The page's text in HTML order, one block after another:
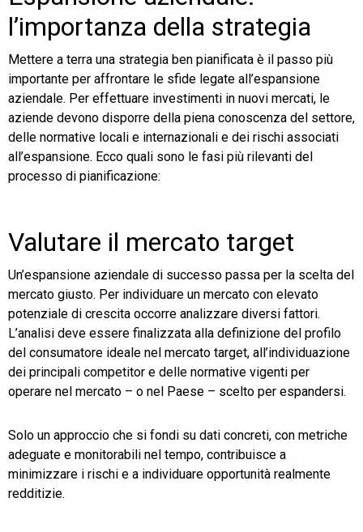
l’importanza della strategia
Mettere a terra una strategia ben pianificata è il passo più
importante per affrontare le sfide legate all’espansione
aziendale. Per effettuare investimenti in nuovi mercati, le
aziende devono disporre della piena conoscenza del settore,
delle normative locali e internazionali e dei rischi associati
all’espansione. Ecco quali sono le fasi più rilevanti del
processo di pianificazione:
Valutare il mercato target
Un’espansione aziendale di successo passa per la scelta del
mercato giusto. Per individuare un mercato con elevato
potenziale di crescita occorre analizzare diversi fattori.
L’analisi deve essere finalizzata alla definizione del profilo
del consumatore ideale nel mercato target, all’individuazione
dei principali competitor e delle normative vigenti per
operare nel mercato – o nel Paese – scelto per espandersi.
Solo un approccio che si fondi su dati concreti, con metriche
adeguate e monitorabili nel tempo, contribuisce a
minimizzare i rischi e a individuare opportunità realmente
redditizie.